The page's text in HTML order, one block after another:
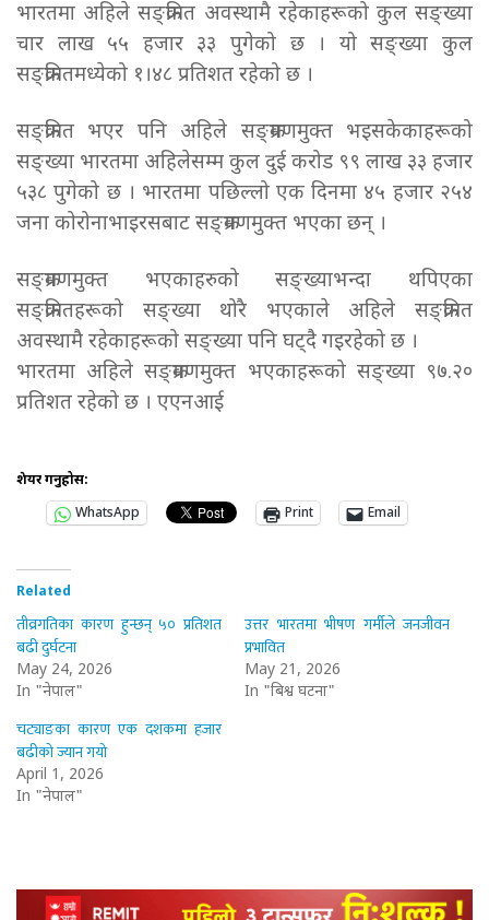
भारतमा अहिले सङ्क्रमित अवस्थामै रहेकाहरूको कुल सङ्ख्या
चार लाख ५५ हजार ३३ पुगेको छ । यो सङ्ख्या कुल
सङ्क्रमितमध्येको १।४८ प्रतिशत रहेको छ ।
सङ्क्रमित भएर पनि अहिले सङ्क्रमणमुक्त भइसकेकाहरूको
सङ्ख्या भारतमा अहिलेसम्म कुल दुई करोड ९९ लाख ३३ हजार
५३८ पुगेको छ । भारतमा पछिल्लो एक दिनमा ४५ हजार २५४
जना कोरोनाभाइरसबाट सङ्क्रमणमुक्त भएका छन् ।
सङ्क्रमणमुक्त भएकाहरुको सङ्ख्याभन्दा थपिएका
सङ्क्रमितहरूको सङ्ख्या थोरै भएकाले अहिले सङ्क्रमित
अवस्थामै रहेकाहरूको सङ्ख्या पनि घट्दै गइरहेको छ ।
भारतमा अहिले सङ्क्रमणमुक्त भएकाहरूको सङ्ख्या ९७.२०
प्रतिशत रहेको छ । एएनआई
शेयर गर्नुहोस:
WhatsApp
Print Email
Related
तीव्रगतिका कारण हुन्छन् ५० प्रतिशत
बढी दुर्घटना
May 24, 2026
In "नेपाल"
उत्तर भारतमा भीषण गर्मीले जनजीवन
प्रभावित
May 21, 2026
In "बिश्व घटना"
चट्याङका कारण एक दशकमा हजार
बढीको ज्यान गयो
April 1, 2026
In "नेपाल"